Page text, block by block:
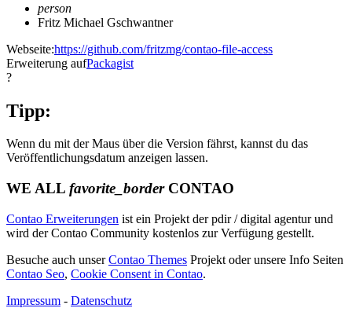
person
Fritz Michael Gschwantner
Webseite:https://github.com/fritzmg/contao-file-access
Erweiterung aufPackagist
?
Tipp:
Wenn du mit der Maus über die Version fährst, kannst du das
Veröffentlichungsdatum anzeigen lassen.
WE ALL favorite_borderCONTAO
Contao Erweiterungen ist ein Projekt der pdir / digital agentur und
wird der Contao Community kostenlos zur Verfügung gestellt.
Besuche auch unserContao Themes Projekt oder unsere Info Seiten
Contao Seo, Cookie Consent in Contao.
Impressum - Datenschutz